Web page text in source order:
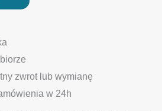
zwrot lub wymianę
w 24h